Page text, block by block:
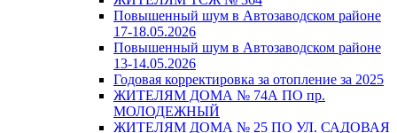
Повышенный шум в Автозаводском районе
17-18.05.2026
Повышенный шум в Автозаводском районе
13-14.05.2026
Годовая корректировка за отопление за 2025
ЖИТЕЛЯМ ДОМА № 74А ПО пр.
МОЛОДЕЖНЫЙ
ЖИТЕЛЯМ ДОМА № 25 ПО УЛ. САДОВАЯ